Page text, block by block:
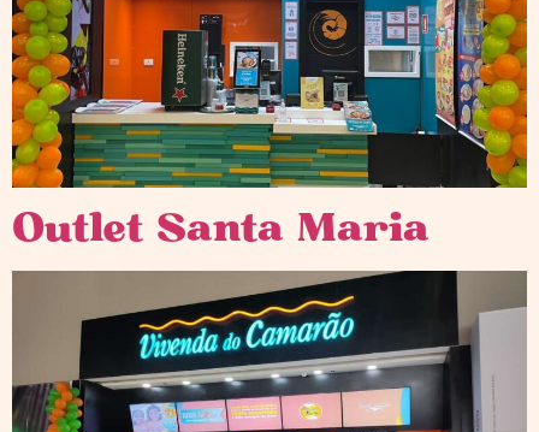
Outlet Santa Maria